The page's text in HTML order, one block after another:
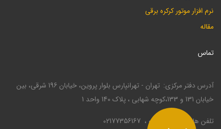
نرم افزار موتور کرکره برقی
مقاله
تماس
آدرس دفتر مرکزی
تهران - تهرانپارس بلوار پروین، خیابان 196 شرقی، بین
خیابان 131 و 133،کوچه شهابی ، پلاک 140 واحد 1
تلفن ها
02177330946
02177356167